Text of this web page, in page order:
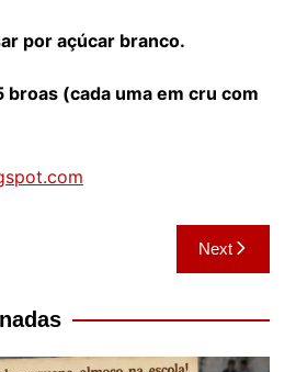
por açúcar branco.
broas (cada uma em cru com
Next